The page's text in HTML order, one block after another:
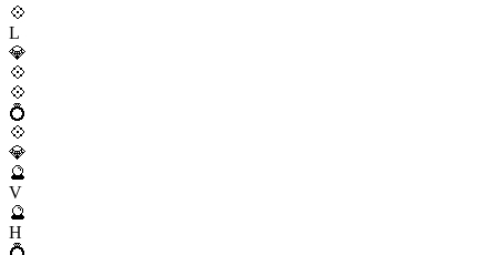
💠
L
💎
💠
💠
💍
💠
💎
🔮
V
🔮
H